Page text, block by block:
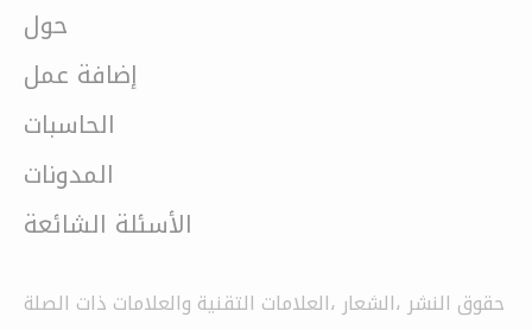
حول
إضافة عمل
الحاسبات
المدونات
الأسئلة الشائعة
حقوق النشر ،الشعار ،العلامات التقنية والعلامات ذات الصلة